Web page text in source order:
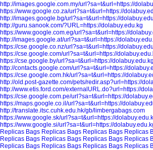
http://images.google.com.my/url?sa=t&url=https://
https://www.google.co.za/url?sa=t&url=https://
http://images.google.bg/url?sa=t&url=https://
http://guru.sanook.com/?URL=https://dolabuy.edu.kg
https://www.google.com.eg/url?sa=t&url=https://
http://images.google.at/url?sa=t&url=https://
https://cse.google.co.nz/url?sa=t&url=https://
https://cse.google.com/url?sa=t&url=https://
https://cse.google.by/url?sa=t&url=https://dolabuy.edu.kg
http://contacts.google.com/url?sa=t&url=https://
https://cse.google.com.hk/url?sa=t&url=https://
http://old.post-gazette.com/pets/redir.asp?url=https://
http://www.etis.ford.com/externalURL.do?url=https://
https://cse.google.com.pe/url?sa=t&url=https://
https://maps.google.co.il/url?sa=t&url=https://
http://translate.itsc.cuhk.edu.hk/gb/limbergabags.com
https://www.google.sk/url?sa=t&url=https://
https://www.google.si/url?sa=t&url=https://
Replicas Bags Replicas Bags Replicas Bags Replicas
Replicas Bags Replicas Bags Replicas Bags Replicas
Replicas Bags Replicas Bags Replicas Bags Replicas